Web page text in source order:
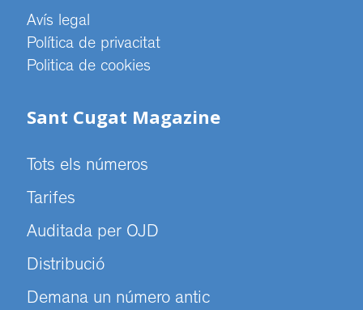
Avís legal
Política de privacitat
Politica de cookies
Sant Cugat Magazine
Tots els números
Tarifes
Auditada per OJD
Distribució
Demana un número antic